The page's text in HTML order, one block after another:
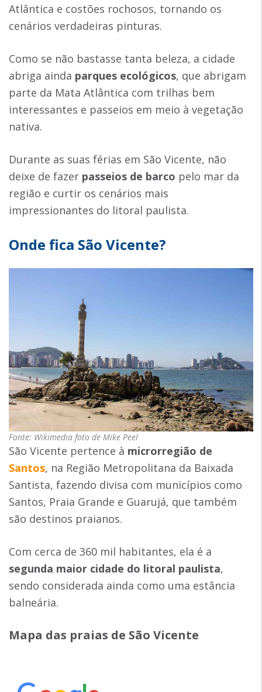
Atlântica e costões rochosos, tornando os
cenários verdadeiras pinturas.
Como se não bastasse tanta beleza, a cidade
abriga ainda parques ecológicos, que abrigam
parte da Mata Atlântica com trilhas bem
interessantes e passeios em meio à vegetação
nativa.
Durante as suas férias em São Vicente, não
deixe de fazer passeios de barco pelo mar da
região e curtir os cenários mais
impressionantes do litoral paulista.
Onde fica São Vicente?
Fonte: Wikimedia foto de Mike Peel
São Vicente pertence à microrregião de
Santos, na Região Metropolitana da Baixada
Santista, fazendo divisa com municípios como
Santos, Praia Grande e Guarujá, que também
são destinos praianos.
Com cerca de 360 mil habitantes, ela é a
segunda maior cidade do litoral paulista,
sendo considerada ainda como uma estância
balneária.
Mapa das praias de São Vicente